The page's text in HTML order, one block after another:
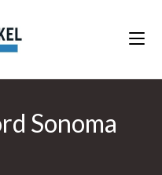
Sonoma